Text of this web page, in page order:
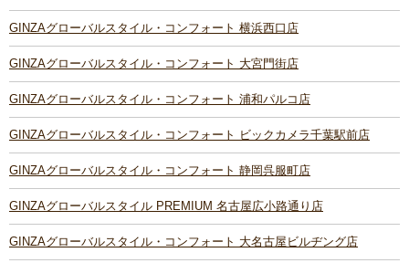
GINZAグローバルスタイル・コンフォート 横浜西口店
GINZAグローバルスタイル・コンフォート 大宮門街店
GINZAグローバルスタイル・コンフォート 浦和パルコ店
GINZAグローバルスタイル・コンフォート ビックカメラ千葉駅前店
GINZAグローバルスタイル・コンフォート 静岡呉服町店
GINZAグローバルスタイル PREMIUM 名古屋広小路通り店
GINZAグローバルスタイル・コンフォート 大名古屋ビルヂング店